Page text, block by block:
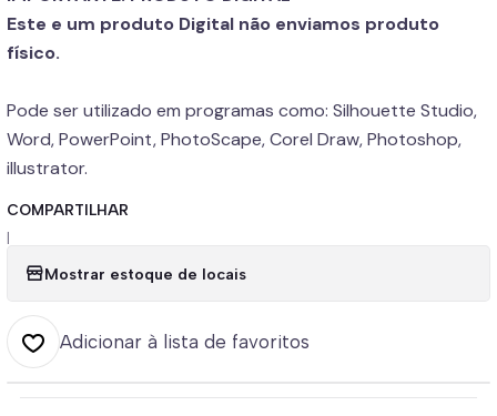
Este e um produto Digital não enviamos produto
físico.
Pode ser utilizado em programas como: Silhouette Studio,
Word, PowerPoint, PhotoScape, Corel Draw, Photoshop,
illustrator.
COMPARTILHAR
|
Mostrar estoque de locais
Adicionar à lista de favoritos